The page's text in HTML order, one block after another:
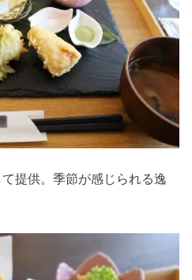
提供。季節が感じられる逸